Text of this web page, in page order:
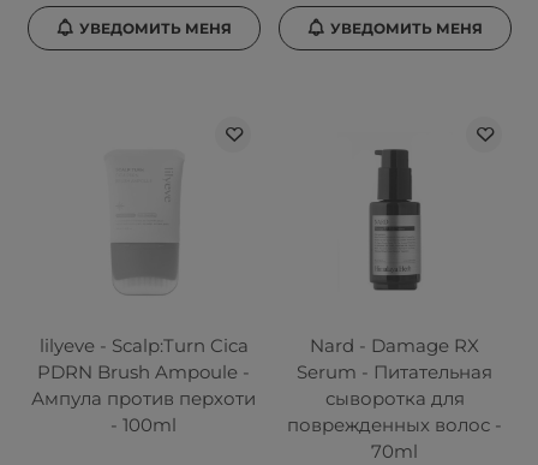
УВЕДОМИТЬ МЕНЯ УВЕДОМИТЬ МЕНЯ
lilyeve - Scalp:Turn Cica
PDRN Brush Ampoule -
Ампула против перхоти
- 100ml
Nard - Damage RX
Serum - Питательная
сыворотка для
поврежденных волос -
70ml